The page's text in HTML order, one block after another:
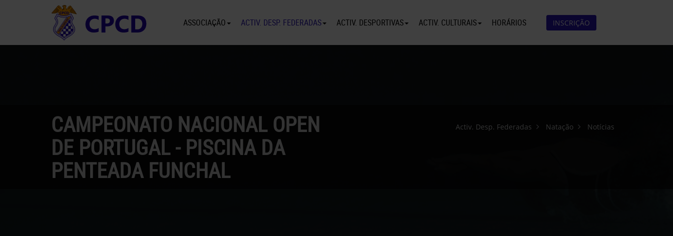
ASSOCIAÇÃO ACTIV. DESP. FEDERADAS ACTIV. DESPORTIVAS ACTIV. CULTURAIS HORÁRIOS INSCRIÇÃO
CAMPEONATO NACIONAL OPEN
DE PORTUGAL - PISCINA DA
PENTEADA FUNCHAL
Activ. Desp. Federadas Natação Notícias